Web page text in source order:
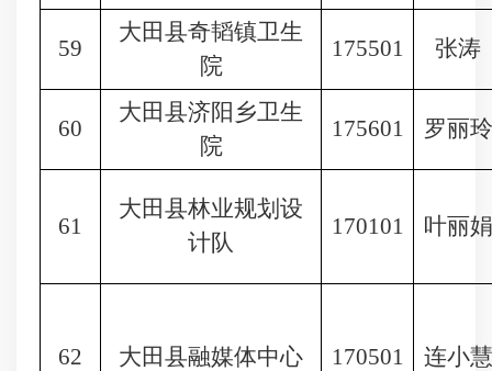
59
大田县奇韬镇卫生
院
175501 张涛
60
大田县济阳乡卫生
院
175601 罗丽玲
61
大田县林业规划设
计队
170101 叶丽娟
62 大田县融媒体中心 170501 连小慧